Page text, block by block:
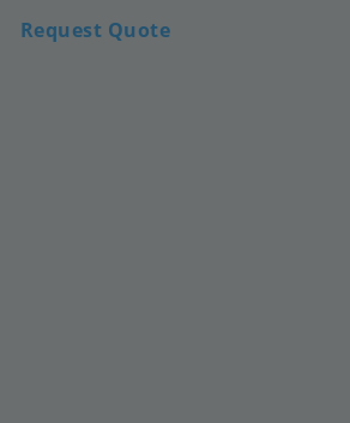
Request Quote